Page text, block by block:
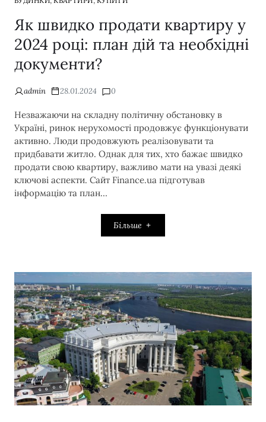
Як швидко продати квартиру у
2024 році: план дій та необхідні
документи?
admin 28.01.2024 0
Незважаючи на складну політичну обстановку в
Україні, ринок нерухомості продовжує функціонувати
активно. Люди продовжують реалізовувати та
придбавати житло. Однак для тих, хто бажає швидко
продати свою квартиру, важливо мати на увазі деякі
ключові аспекти. Сайт Finance.ua підготував
інформацію та план…
Більше